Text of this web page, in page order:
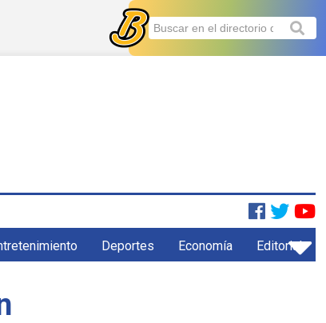
Deportes Economía Editorial